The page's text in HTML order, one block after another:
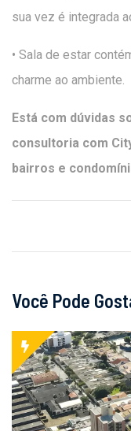
sua vez é integrada
• Sala de estar
charme ao ambiente.
Está com dúvidas
consultoria com
bairros e
Você Pode